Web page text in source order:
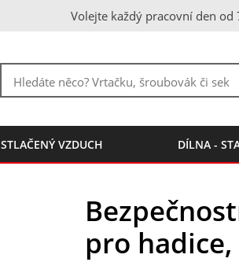
Volejte každý pracovní den
STLAČENÝ VZDUCH DÍLNA -
pro hadice,